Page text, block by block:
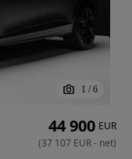
1 / 6
44 900 EUR
(37 107 EUR- net)